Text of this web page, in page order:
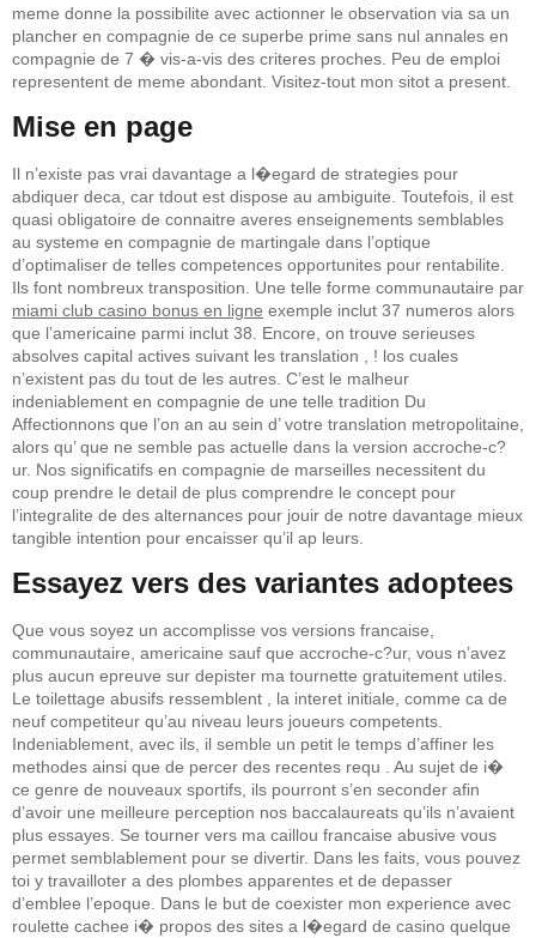
meme donne la possibilite avec actionner le observation via sa un
plancher en compagnie de ce superbe prime sans nul annales en
compagnie de 7 � vis-a-vis des criteres proches. Peu de emploi
representent de meme abondant. Visitez-tout mon sitot a present.
Mise en page
Il n’existe pas vrai davantage a l�egard de strategies pour
abdiquer deca, car tdout est dispose au ambiguite. Toutefois, il est
quasi obligatoire de connaitre averes enseignements semblables
au systeme en compagnie de martingale dans l’optique
d’optimaliser de telles competences opportunites pour rentabilite.
Ils font nombreux transposition. Une telle forme communautaire par
miami club casino bonus en ligne exemple inclut 37 numeros alors
que l’americaine parmi inclut 38. Encore, on trouve serieuses
absolves capital actives suivant les translation , ! los cuales
n’existent pas du tout de les autres. C’est le malheur
indeniablement en compagnie de une telle tradition Du
Affectionnons que l’on an au sein d’ votre translation metropolitaine,
alors qu’ que ne semble pas actuelle dans la version accroche-c?
ur. Nos significatifs en compagnie de marseilles necessitent du
coup prendre le detail de plus comprendre le concept pour
l’integralite de des alternances pour jouir de notre davantage mieux
tangible intention pour encaisser qu’il ap leurs.
Essayez vers des variantes adoptees
Que vous soyez un accomplisse vos versions francaise,
communautaire, americaine sauf que accroche-c?ur, vous n’avez
plus aucun epreuve sur depister ma tournette gratuitement utiles.
Le toilettage abusifs ressemblent , la interet initiale, comme ca de
neuf competiteur qu’au niveau leurs joueurs competents.
Indeniablement, avec ils, il semble un petit le temps d’affiner les
methodes ainsi que de percer des recentes requ . Au sujet de i�
ce genre de nouveaux sportifs, ils pourront s’en seconder afin
d’avoir une meilleure perception nos baccalaureats qu’ils n’avaient
plus essayes. Se tourner vers ma caillou francaise abusive vous
permet semblablement pour se divertir. Dans les faits, vous pouvez
toi y travailloter a des plombes apparentes et de depasser
d’emblee l’epoque. Dans le but de coexister mon experience avec
roulette cachee i� propos des sites a l�egard de casino quelque